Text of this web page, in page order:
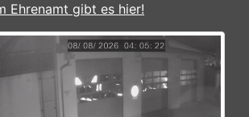
Ehrenamt gibt es hier!